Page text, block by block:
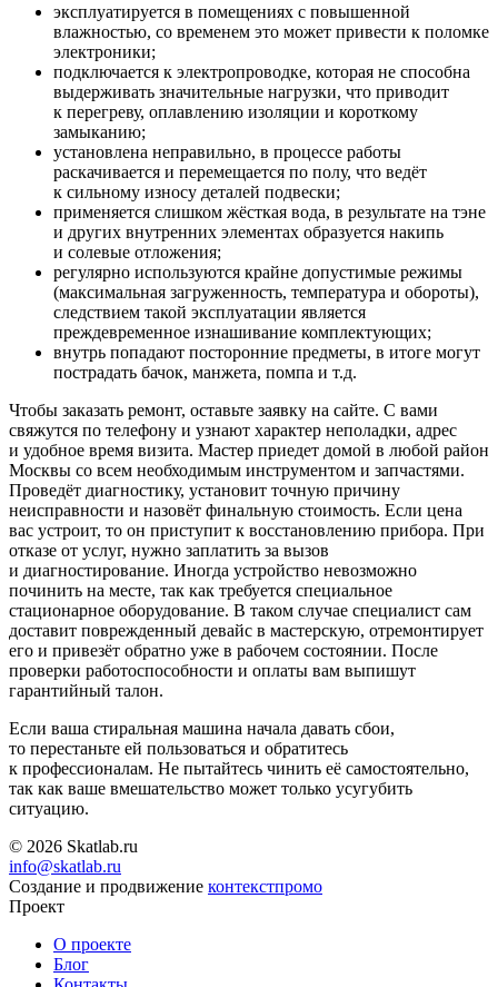
эксплуатируется в помещениях с повышенной
влажностью, со временем это может привести к поломке
электроники;
подключается к электропроводке, которая не способна
выдерживать значительные нагрузки, что приводит
к перегреву, оплавлению изоляции и короткому
замыканию;
установлена неправильно, в процессе работы
раскачивается и перемещается по полу, что ведёт
к сильному износу деталей подвески;
применяется слишком жёсткая вода, в результате на тэне
и других внутренних элементах образуется накипь
и солевые отложения;
регулярно используются крайне допустимые режимы
(максимальная загруженность, температура и обороты),
следствием такой эксплуатации является
преждевременное изнашивание комплектующих;
внутрь попадают посторонние предметы, в итоге могут
пострадать бачок, манжета, помпа и т.д.
Чтобы заказать ремонт, оставьте заявку на сайте. С вами
свяжутся по телефону и узнают характер неполадки, адрес
и удобное время визита. Мастер приедет домой в любой район
Москвы со всем необходимым инструментом и запчастями.
Проведёт диагностику, установит точную причину
неисправности и назовёт финальную стоимость. Если цена
вас устроит, то он приступит к восстановлению прибора. При
отказе от услуг, нужно заплатить за вызов
и диагностирование. Иногда устройство невозможно
починить на месте, так как требуется специальное
стационарное оборудование. В таком случае специалист сам
доставит поврежденный девайс в мастерскую, отремонтирует
его и привезёт обратно уже в рабочем состоянии. После
проверки работоспособности и оплаты вам выпишут
гарантийный талон.
Если ваша стиральная машина начала давать сбои,
то перестаньте ей пользоваться и обратитесь
к профессионалам. Не пытайтесь чинить её самостоятельно,
так как ваше вмешательство может только усугубить
ситуацию.
© 2026 Skatlab.ru
info@skatlab.ru
Создание и продвижение контекстпромо
Проект
О проекте
Блог